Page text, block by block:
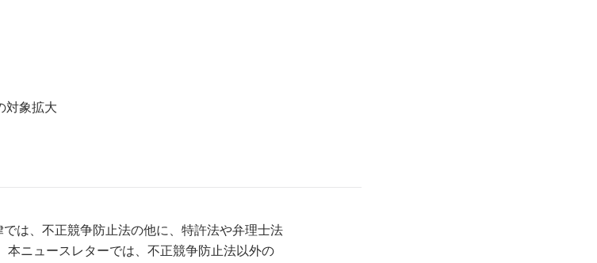
対象拡大
は、不正競争防止法の他に、特許法や弁理士法
ニュースレターでは、不正競争防止法以外の